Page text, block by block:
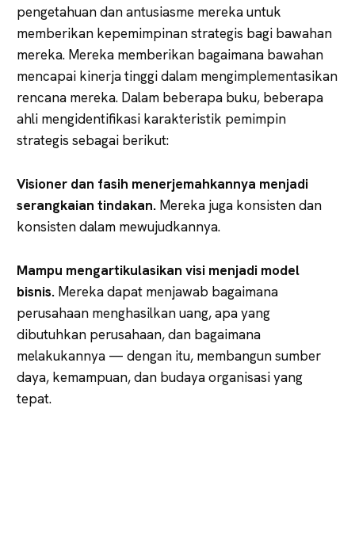
pengetahuan dan antusiasme mereka untuk
memberikan kepemimpinan strategis bagi bawahan
mereka. Mereka memberikan bagaimana bawahan
mencapai kinerja tinggi dalam mengimplementasikan
rencana mereka. Dalam beberapa buku, beberapa
ahli mengidentifikasi karakteristik pemimpin
strategis sebagai berikut:
Visioner dan fasih menerjemahkannya menjadi
serangkaian tindakan. Mereka juga konsisten dan
konsisten dalam mewujudkannya.
Mampu mengartikulasikan visi menjadi model
bisnis. Mereka dapat menjawab bagaimana
perusahaan menghasilkan uang, apa yang
dibutuhkan perusahaan, dan bagaimana
melakukannya — dengan itu, membangun sumber
daya, kemampuan, dan budaya organisasi yang
tepat.